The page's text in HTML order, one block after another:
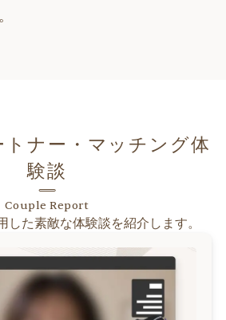
ナー・マッチング体
験談
Couple Report
した素敵な体験談を紹介します。